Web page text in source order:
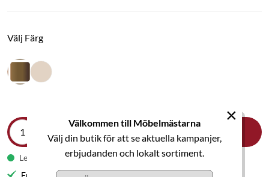
Välkommen till Möbelmästarna
Välj din butik för att se aktuella kampanjer,
erbjudanden och lokalt sortiment.
×
Välj Färg
Leveranstid 1-2 veckor
Fri frakt till butik